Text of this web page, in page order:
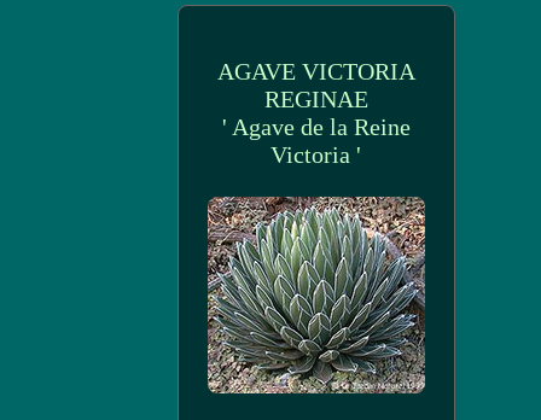
AGAVE VICTORIA
REGINAE
' Agave de la Reine
Victoria '